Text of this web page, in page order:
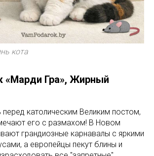
кота
«Марди Гра», Жирный
перед католическим Великим постом,
его с размахом! В Новом
грандиозные карнавалы с яркими
а европейцы пекут блины и